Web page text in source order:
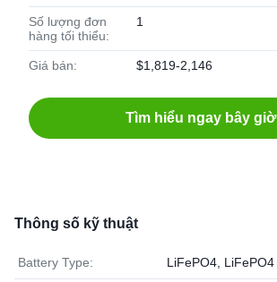
Số lượng đơn
hàng tối thiểu:
1
Giá bán: $1,819-2,146
Tìm hiểu ngay bây giờ
Thông số kỹ thuật
Battery Type: LiFePO4, LiFePO4